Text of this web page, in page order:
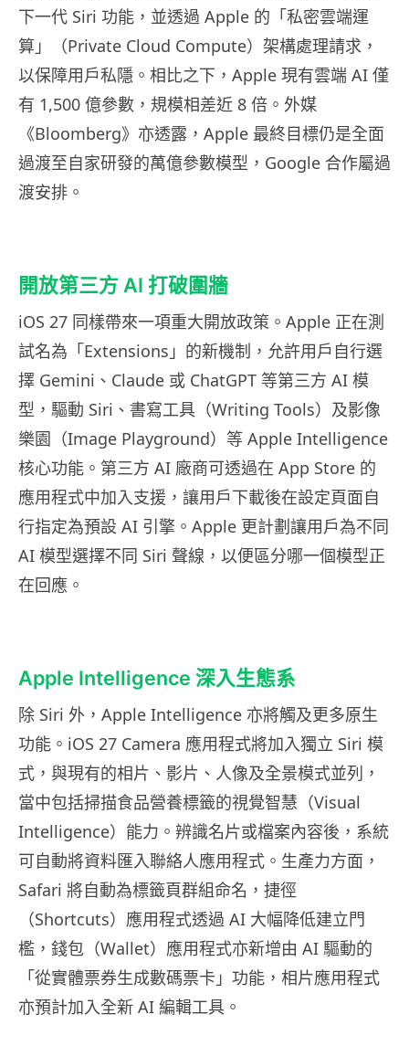
下一代 Siri 功能，並透過 Apple 的「私密雲端運
算」（Private Cloud Compute）架構處理請求，
以保障用戶私隱。相比之下，Apple 現有雲端 AI 僅
有 1,500 億參數，規模相差近 8 倍。外媒
《Bloomberg》亦透露，Apple 最終目標仍是全面
過渡至自家研發的萬億參數模型，Google 合作屬過
渡安排。
開放第三方 AI 打破圍牆
iOS 27 同樣帶來一項重大開放政策。Apple 正在測
試名為「Extensions」的新機制，允許用戶自行選
擇 Gemini、Claude 或 ChatGPT 等第三方 AI 模
型，驅動 Siri、書寫工具（Writing Tools）及影像
樂園（Image Playground）等 Apple Intelligence
核心功能。第三方 AI 廠商可透過在 App Store 的
應用程式中加入支援，讓用戶下載後在設定頁面自
行指定為預設 AI 引擎。Apple 更計劃讓用戶為不同
AI 模型選擇不同 Siri 聲線，以便區分哪一個模型正
在回應。
Apple Intelligence 深入生態系
除 Siri 外，Apple Intelligence 亦將觸及更多原生
功能。iOS 27 Camera 應用程式將加入獨立 Siri 模
式，與現有的相片、影片、人像及全景模式並列，
當中包括掃描食品營養標籤的視覺智慧（Visual
Intelligence）能力。辨識名片或檔案內容後，系統
可自動將資料匯入聯絡人應用程式。生產力方面，
Safari 將自動為標籤頁群組命名，捷徑
（Shortcuts）應用程式透過 AI 大幅降低建立門
檻，錢包（Wallet）應用程式亦新增由 AI 驅動的
「從實體票券生成數碼票卡」功能，相片應用程式
亦預計加入全新 AI 編輯工具。